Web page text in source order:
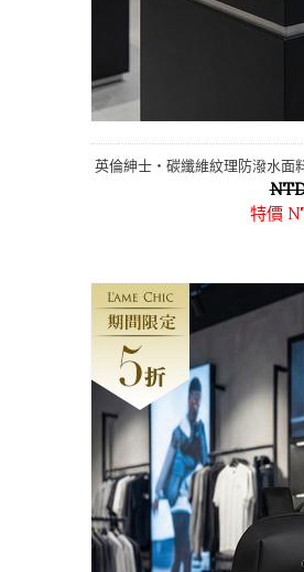
英倫紳士‧碳纖維紋理防潑水面
吋
特價